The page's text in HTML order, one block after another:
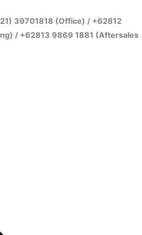
39701818 (Office) / +62812
/ +62813 9869 1881 (Aftersales